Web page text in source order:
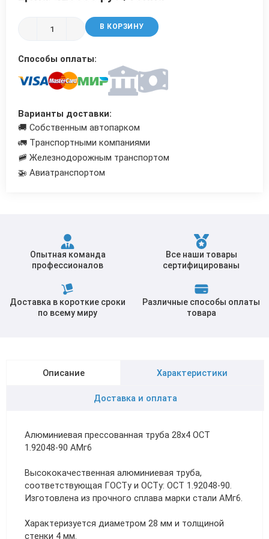
В КОРЗИНУ
Способы оплаты:
Варианты доставки:
🚚 Собственным автопарком
🚛 Транспортными компаниями
🚞 Железнодорожным транспортом
🚁 Авиатранспортом
Опытная команда
профессионалов
Все наши товары
сертифицированы
Доставка в короткие сроки
по всему миру
Различные способы оплаты
товара
Описание Характеристики
Доставка и оплата
Алюминиевая прессованная труба 28х4 ОСТ
1.92048-90 АМг6
Высококачественная алюминиевая труба,
соответствующая ГОСТу и ОСТу: ОСТ 1.92048-90.
Изготовлена из прочного сплава марки стали АМг6.
Характеризуется диаметром 28 мм и толщиной
стенки 4 мм.
Трубы в ВУС изоляции